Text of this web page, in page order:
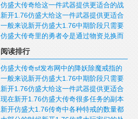
是非常稀少的
仿盛大传奇给这一件武器提供更适合的战
斗场合才是最重要的事情
新开1.76仿盛大给这一件武器提供更适合
的战斗场合才是最重要的事情
一般来说新开仿盛大1.76中期阶段只需要
提供普通性质的武器就可以满足战士的需
求
仿盛大传奇里的勇者令是通过物资兑换而
来的
阅读排行
仿盛大传奇sf发布网中的降妖除魔戒指的
能力是很强大的
一般来说新开仿盛大1.76中期阶段只需要
提供普通性质的武器就可以满足战士的需
求
新开1.76仿盛大给这一件武器提供更适合
的战斗场合才是最重要的事情
现在新开1.76仿盛大传奇很多任务的副本
都是需要通过NPC才能够进入到其中的
新开仿盛大1.76传奇中各种特戒的数量都